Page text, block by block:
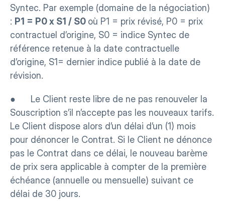
Syntec. Par exemple (domaine de la négociation)
: P1 = P0 x S1 / S0 où P1 = prix révisé, P0 = prix
contractuel d’origine, S0 = indice Syntec de
référence retenue à la date contractuelle
d’origine, S1= dernier indice publié à la date de
révision.
●      Le Client reste libre de ne pas renouveler la
Souscription s’il n’accepte pas les nouveaux tarifs.
Le Client dispose alors d’un délai d’un (1) mois
pour dénoncer le Contrat. Si le Client ne dénonce
pas le Contrat dans ce délai, le nouveau barème
de prix sera applicable à compter de la première
échéance (annuelle ou mensuelle) suivant ce
délai de 30 jours.